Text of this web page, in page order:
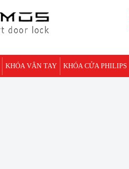
KHÓA VÂN TAY KHÓA CỬA PHILIPS